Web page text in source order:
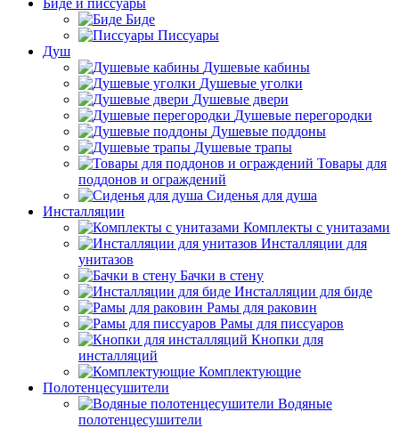
Биде и писсуары
Биде
Писсуары
Душ
Душевые кабины
Душевые уголки
Душевые двери
Душевые перегородки
Душевые поддоны
Душевые трапы
Товары для
поддонов и ограждений
Сиденья для душа
Инсталляции
Комплекты с унитазами
Инсталляции для
унитазов
Бачки в стену
Инсталляции для биде
Рамы для раковин
Рамы для писсуаров
Кнопки для
инсталляций
Комплектующие
Полотенцесушители
Водяные
полотенцесушители